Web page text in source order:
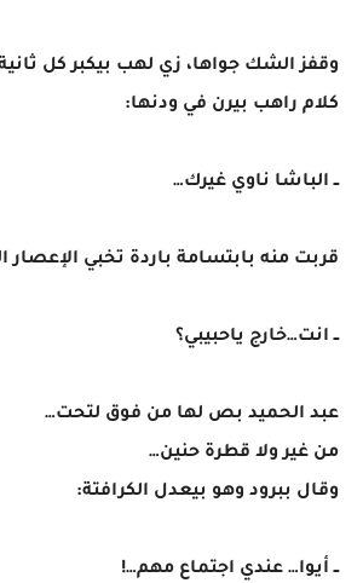
وقفز الشك جواها، زي لهب بيكبر كل
كلام راهب بيرن في ودنها:
ــ الباشا ناوي غيرك…
قربت منه بابتسامة باردة تخبي الإعصار
ــ انت…خارج ياحبيبي؟
عبد الحميد بص لها من فوق لتحت…
من غير ولا قطرة حنين…
وقال ببرود وهو بيعدل الكرافتة:
ــ أيوا… عندي اجتماع مهم…!